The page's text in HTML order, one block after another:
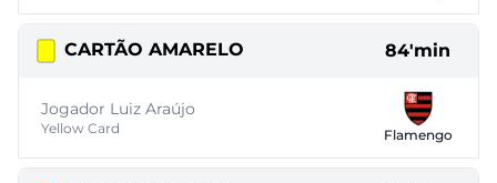
CARTÃO AMARELO 84'min
Jogador Luiz Araújo
Yellow Card Flamengo